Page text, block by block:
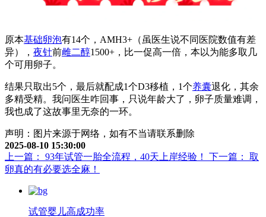
原本基础卵泡有14个，AMH3+（虽医生说不同医院数值有差
异）， 夜针前雌二醇1500+，比一促高一倍，本以为能多取几
个可用卵子。
结果只取出5个，最后就配成1个D3移植，1个养囊退化，其余
多精受精。我问医生咋回事，只说年龄大了，卵子质量难调，
我也成了这故事里无奈的一环。
声明：图片来源于网络，如有不当请联系删除
2025-08-10 15:30:00
上一篇： 93年试管一胎全流程，40天上岸经验！ 下一篇： 取
卵真的有必要选全麻！
试管婴儿高成功率